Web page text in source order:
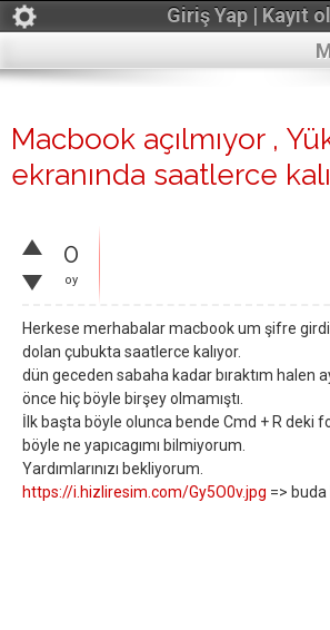
Giriş Yap | Kayıt ol
Macbook açılmıyor ,
ekranında saatlerce
0
oy
Herkese merhabalar macbook um şifre
dolan çubukta saatlerce kalıyor.
dün geceden sabaha kadar bıraktım halen
önce hiç böyle birşey olmamıştı.
İlk başta böyle olunca bende Cmd + R deki
böyle ne yapıcagımı bilmiyorum.
Yardımlarınızı bekliyorum.
https://i.hizliresim.com/Gy5O0v.jpg => buda